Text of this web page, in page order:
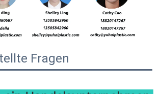
Fragen